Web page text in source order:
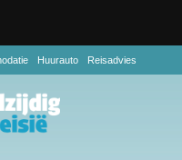
Huurauto Reisadvies